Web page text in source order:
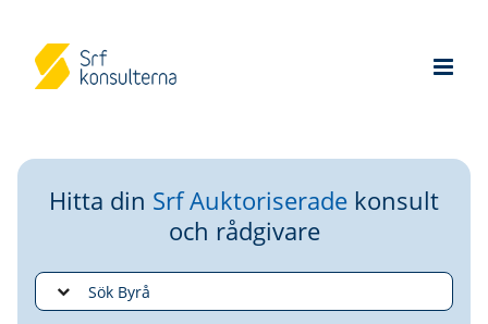
Hitta din Srf Auktoriserade konsult
och rådgivare